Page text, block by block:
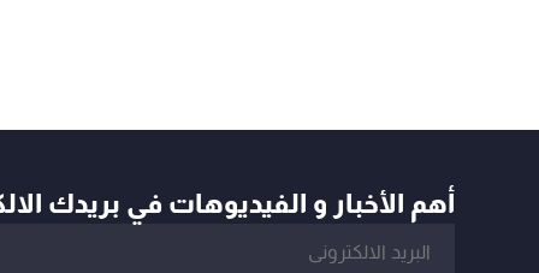
أهم الأخبار و الفيديوهات في بريدك